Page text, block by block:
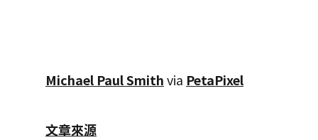
Michael Paul Smithvia PetaPixel
文章來源